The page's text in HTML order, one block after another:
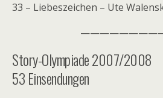
33 – Liebeszeichen – Ute
Story-Olympiade 2007/2008
53 Einsendungen